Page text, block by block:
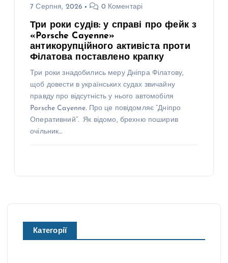
7 Серпня, 2026 0 Коментарі
Три роки судів: у справі про фейк з
«Porsche Cayenne»
антикорупційного активіста проти
Філатова поставлено крапку
Три роки знадобились меру Дніпра Філатову,
щоб довести в українських судах звичайну
правду про відсутність у нього автомобіля
Porsche Cayenne. Про це повідомляє “Дніпро
Оперативний”. Як відомо, брехню поширив
очільник…
Категорії